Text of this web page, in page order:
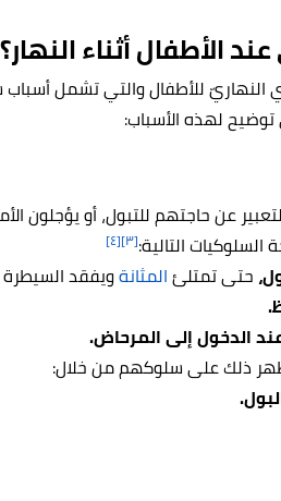
الأطفال أثناء النهار؟
النهاريّ للأطفال والتي تشمل
لهذه الأسباب:
عن حاجتهم للتبول، أو يؤجلون
السلوكيات التالية:[٣] [٤]
حتى تمتلئالمثانةويفقد
الدخول إلى المرحاض.
ذلك على سلوكهم من خلال: